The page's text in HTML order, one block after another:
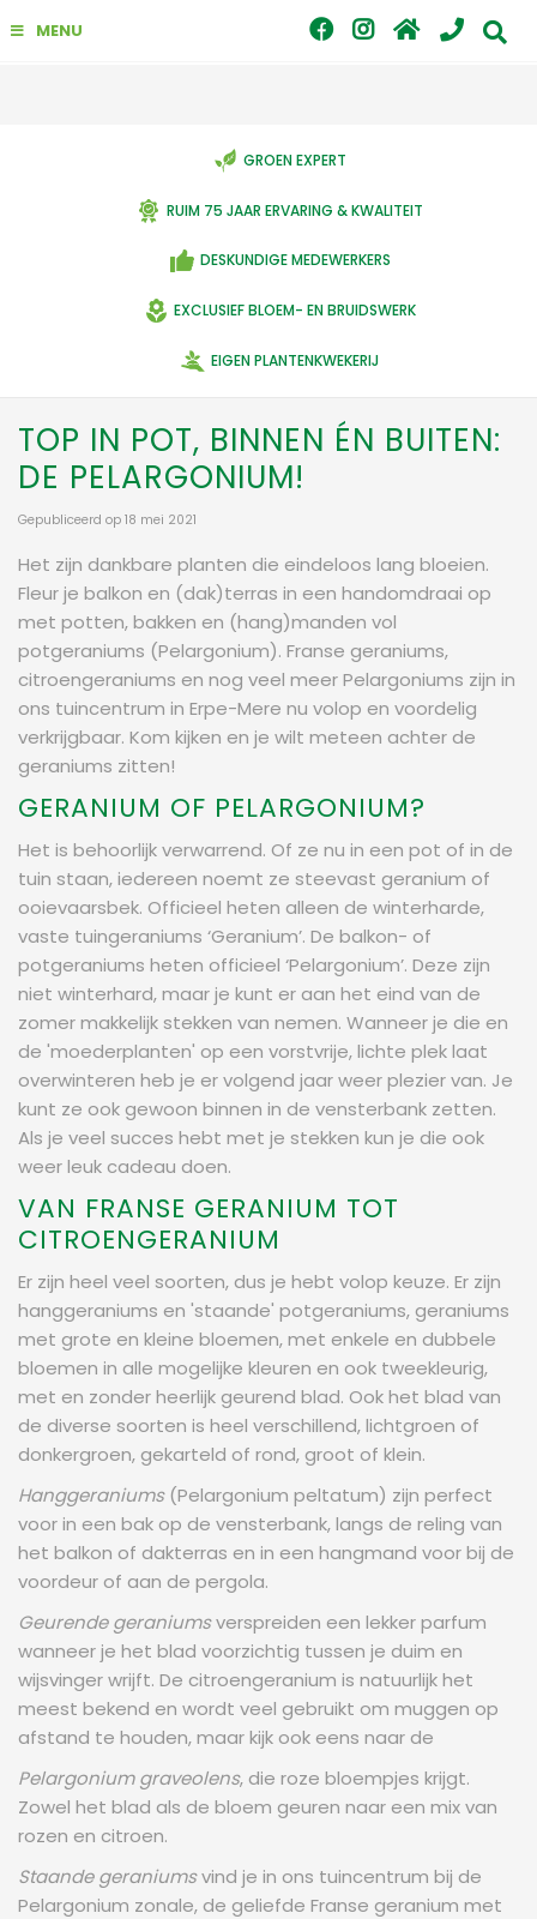
GROEN EXPERT
RUIM 75 JAAR ERVARING & KWALITEIT
DESKUNDIGE MEDEWERKERS
EXCLUSIEF BLOEM- EN BRUIDSWERK
EIGEN PLANTENKWEKERIJ
MENU
TOP IN POT, BINNEN ÉN BUITEN:
DE PELARGONIUM!
Gepubliceerd op 18 mei 2021
Het zijn dankbare planten die eindeloos lang bloeien.
Fleur je balkon en (dak)terras in een handomdraai op
met potten, bakken en (hang)manden vol
potgeraniums (Pelargonium). Franse geraniums,
citroengeraniums en nog veel meer Pelargoniums zijn in
ons tuincentrum in Erpe-Mere nu volop en voordelig
verkrijgbaar. Kom kijken en je wilt meteen achter de
geraniums zitten!
GERANIUM OF PELARGONIUM?
Het is behoorlijk verwarrend. Of ze nu in een pot of in de
tuin staan, iedereen noemt ze steevast geranium of
ooievaarsbek. Officieel heten alleen de winterharde,
vaste tuingeraniums ‘Geranium’. De balkon- of
potgeraniums heten officieel ‘Pelargonium’. Deze zijn
niet winterhard, maar je kunt er aan het eind van de
zomer makkelijk stekken van nemen. Wanneer je die en
de 'moederplanten' op een vorstvrije, lichte plek laat
overwinteren heb je er volgend jaar weer plezier van. Je
kunt ze ook gewoon binnen in de vensterbank zetten.
Als je veel succes hebt met je stekken kun je die ook
weer leuk cadeau doen.
VAN FRANSE GERANIUM TOT
CITROENGERANIUM
Er zijn heel veel soorten, dus je hebt volop keuze. Er zijn
hanggeraniums en 'staande' potgeraniums, geraniums
met grote en kleine bloemen, met enkele en dubbele
bloemen in alle mogelijke kleuren en ook tweekleurig,
met en zonder heerlijk geurend blad. Ook het blad van
de diverse soorten is heel verschillend, lichtgroen of
donkergroen, gekarteld of rond, groot of klein.
Hanggeraniums(Pelargonium peltatum) zijn perfect
voor in een bak op de vensterbank, langs de reling van
het balkon of dakterras en in een hangmand voor bij de
voordeur of aan de pergola.
Geurende geraniumsverspreiden een lekker parfum
wanneer je het blad voorzichtig tussen je duim en
wijsvinger wrijft. De citroengeranium is natuurlijk het
meest bekend en wordt veel gebruikt om muggen op
afstand te houden, maar kijk ook eens naar de
Pelargonium graveolens, die roze bloempjes krijgt.
Zowel het blad als de bloem geuren naar een mix van
rozen en citroen.
Staande geraniumsvind je in ons tuincentrum bij de
Pelargonium zonale, de geliefde Franse geranium met